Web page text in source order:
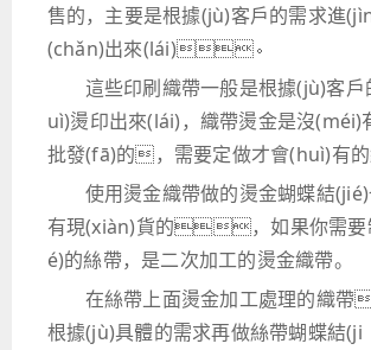
售的，主要是根據(jù)客戶的需求進
(chǎn)出來(lái)。
這些印刷織帶一般是根據(jù)客
uì)燙印出來(lái)，織帶燙金是沒(méi)
批發(fā)的，需要定做才會(huì)有的
使用燙金織帶做的燙金蝴蝶結
有現(xiàn)貨的，如果你需要
é)的絲帶，是二次加工的燙金織帶。
在絲帶上面燙金加工處理的織
根據(jù)具體的需求再做絲帶蝴蝶結(ji